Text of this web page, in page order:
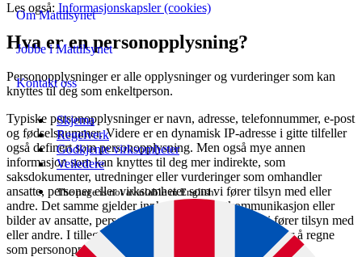
Om Mattilsynet
Jobbe i Mattilsynet
Kontakt oss
Skjema
Regelverk
Godkjente virksomheter
Veiledere
The page is not available in English.
Les også: Informasjonskapsler (cookies)
Hva er en personopplysning?
Personopplysninger er alle opplysninger og vurderinger som kan
knyttes til deg som enkeltperson.
Typiske personopplysninger er navn, adresse, telefonnummer, e-post
og fødselsnummer. Videre er en dynamisk IP-adresse i gitte tilfeller
også definert som personopplysning. Men også mye annen
informasjon som kan knyttes til deg mer indirekte, som
saksdokumenter, utredninger eller vurderinger som omhandler
ansatte, personer eller virksomheter som vi fører tilsyn med eller
andre. Det samme gjelder innholdet i e-postkommunikasjon eller
bilder av ansatte, personer eller virksomheter som vi fører tilsyn med
eller andre. I tillegg er logging av aktivitet i datasystemer å regne
som personopplysninger.